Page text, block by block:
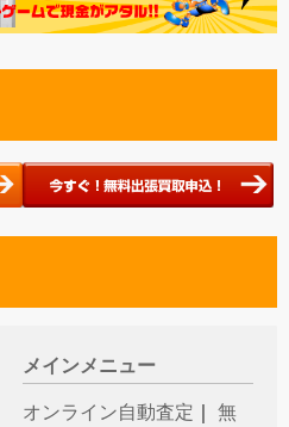
メインメニュー
オンライン自動査定
無